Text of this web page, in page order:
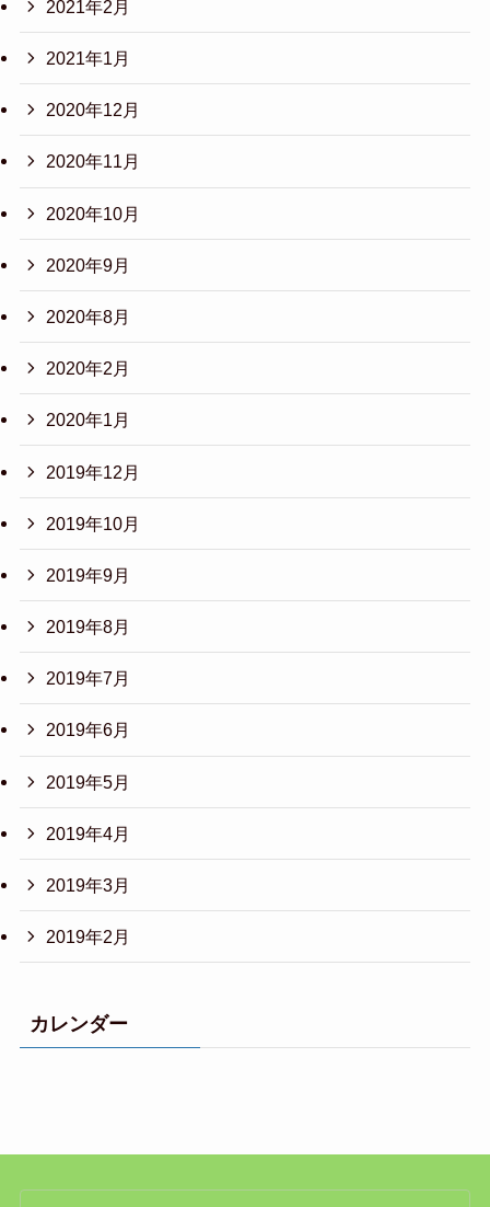
2021年2月
2021年1月
2020年12月
2020年11月
2020年10月
2020年9月
2020年8月
2020年2月
2020年1月
2019年12月
2019年10月
2019年9月
2019年8月
2019年7月
2019年6月
2019年5月
2019年4月
2019年3月
2019年2月
カレンダー